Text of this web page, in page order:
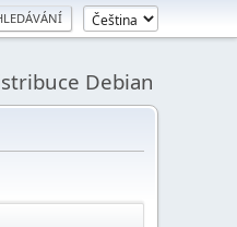
Debian